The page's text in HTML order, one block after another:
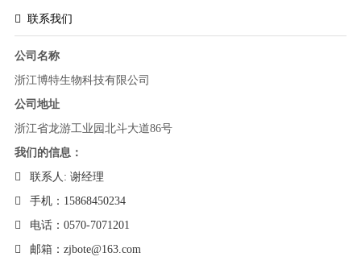
联系我们
公司名称
浙江博特生物科技有限公司
公司地址
浙江省龙游工业园北斗大道86号
我们的信息：
联系人: 谢经理
手机：15868450234
电话：0570-7071201
邮箱：zjbote@163.com